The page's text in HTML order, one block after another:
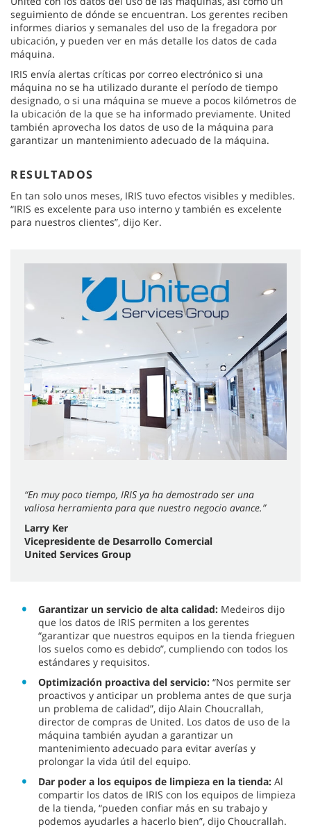
seguimiento de dónde se encuentran. Los gerentes reciben
informes diarios y semanales del uso de la fregadora por
ubicación, y pueden ver en más detalle los datos de cada
máquina.
IRIS envía alertas críticas por correo electrónico si una
máquina no se ha utilizado durante el período de tiempo
designado, o si una máquina se mueve a pocos kilómetros de
la ubicación de la que se ha informado previamente. United
también aprovecha los datos de uso de la máquina para
garantizar un mantenimiento adecuado de la máquina.
RESULTADOS
En tan solo unos meses, IRIS tuvo efectos visibles y medibles.
“IRIS es excelente para uso interno y también es excelente
para nuestros clientes”, dijo Ker.
“En muy poco tiempo, IRIS ya ha demostrado ser una
valiosa herramienta para que nuestro negocio avance.”
Larry Ker
Vicepresidente de Desarrollo Comercial
United Services Group
Garantizar un servicio de alta calidad: Medeiros dijo
que los datos de IRIS permiten a los gerentes
“garantizar que nuestros equipos en la tienda frieguen
los suelos como es debido”, cumpliendo con todos los
estándares y requisitos.
Optimización proactiva del servicio: “Nos permite ser
proactivos y anticipar un problema antes de que surja
un problema de calidad”, dijo Alain Choucrallah,
director de compras de United. Los datos de uso de la
máquina también ayudan a garantizar un
mantenimiento adecuado para evitar averías y
prolongar la vida útil del equipo.
Dar poder a los equipos de limpieza en la tienda: Al
compartir los datos de IRIS con los equipos de limpieza
de la tienda, “pueden confiar más en su trabajo y
podemos ayudarles a hacerlo bien”, dijo Choucrallah.